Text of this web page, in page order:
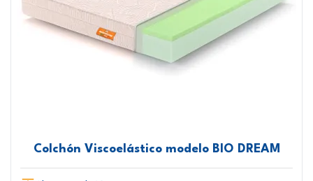
Colchón Viscoelástico modelo BIO DREAM